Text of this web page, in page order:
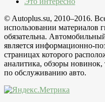
© Autoplus.su, 2010–2016.
использовании материалов
обязательна.
является информационно-
страницах которого
аналитика, обзоры
по обслуживанию авто.